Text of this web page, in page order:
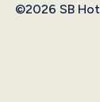
©2026 SB